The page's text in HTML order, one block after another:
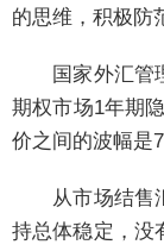
的思维，积极防
国家外汇管理
期权市场1年期
价之间的波幅是
从市场结售汇
持总体稳定，没